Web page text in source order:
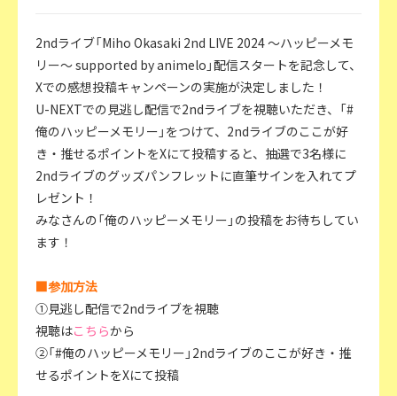
2ndライブ「Miho Okasaki 2nd LIVE 2024 ～ハッピーメモ
リー～ supported by animelo」配信スタートを記念して、
Xでの感想投稿キャンペーンの実施が決定しました！
U-NEXTでの見逃し配信で2ndライブを視聴いただき、「#
俺のハッピーメモリー」をつけて、2ndライブのここが好
き・推せるポイントをXにて投稿すると、抽選で3名様に
2ndライブのグッズパンフレットに直筆サインを入れてプ
レゼント！
みなさんの「俺のハッピーメモリー」の投稿をお待ちしてい
ます！
■参加方法
①見逃し配信で2ndライブを視聴
視聴はこちらから
②「#俺のハッピーメモリー」2ndライブのここが好き・推
せるポイントをXにて投稿